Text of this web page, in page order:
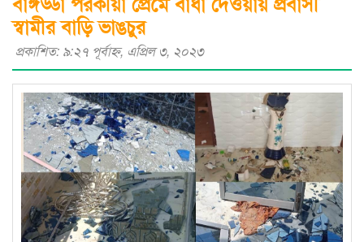
স্বামীর বাড়ি ভাঙচুর
প্রকাশিত: ৯:২৭ পূর্বাহ্ণ, এপ্রিল ৩, ২০২৩